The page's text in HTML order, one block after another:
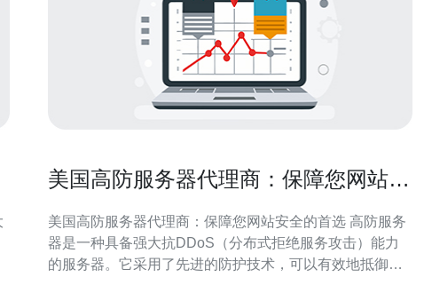
美国高防服务器代理商：保障您网站安
美国高防服务器代理商：保障您网站安全的首选 高防服务
器是一种具备强大抗DDoS（分布式拒绝服务攻击）能力
的服务器。它采用了先进的防护技术，可以有效地抵御来